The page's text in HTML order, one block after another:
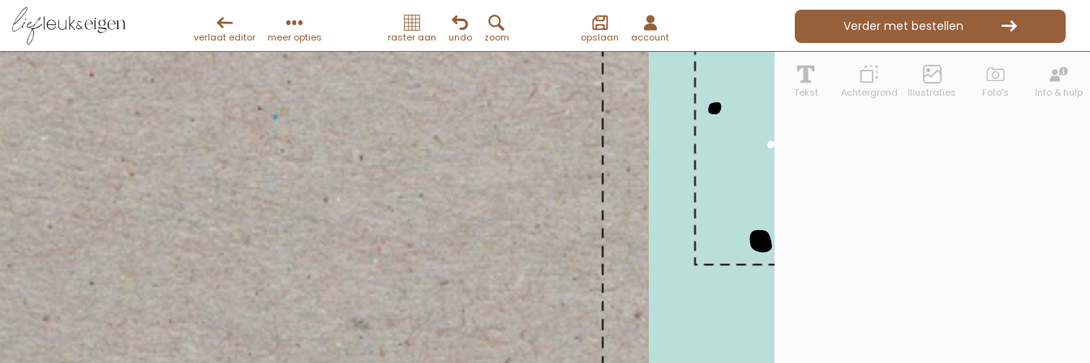
verlaat editor meer opties raster aan undo zoom opslaan account
Verder met bestellen
Tekst Achtergrond Illustraties Foto's Info & hulp